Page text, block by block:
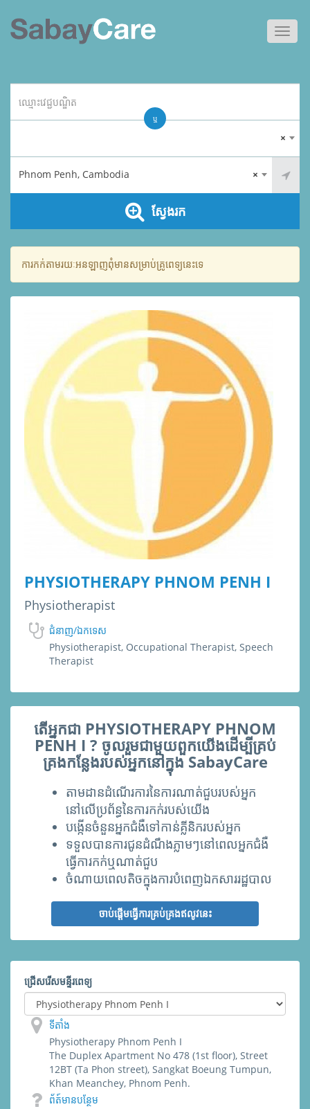
×
×
Phnom Penh, Cambodia
ស្វែងរក
ឬ
ការកក់តាមរយៈអនឡាញពុំមានសម្រាប់គ្រូពេទ្យនេះទេ
PHYSIOTHERAPY PHNOM PENH I
Physiotherapist
ជំនាញ/ឯកទេស
Physiotherapist, Occupational Therapist, Speech
Therapist
តើអ្នកជា PHYSIOTHERAPY PHNOM
PENH I ? ចូលរួមជាមួយពួកយើងដើម្បីគ្រប់
គ្រងកន្លែងរបស់អ្នកនៅក្នុង SabayCare
តាមដានដំណើរការនៃការណាត់ជួបរបស់អ្នក
នៅលើប្រព័ន្ធនៃការកក់របស់យើង
បង្កើនចំនួ​នអ្នកជំងឺទៅកាន់គ្លីនិករបស់អ្នក
ទទួលបានការជូនដំណឹងភ្លាមៗនៅពេលអ្នកជំងឺ
ធ្វើការកក់ឬណាត់ជួប
ចំណាយពេលតិចក្នុងការបំពេញឯកសាររដ្ឋបាល
ចាប់ផ្ដើមធ្វើការគ្រប់គ្រងឥលូវនេះ
ជ្រើសរើសមន្ទីរពេទ្យ
ទីតាំង
Physiotherapy Phnom Penh I
The Duplex Apartment No 478 (1st floor), Street
12BT (Ta Phon street), Sangkat Boeung Tumpun,
Khan Meanchey, Phnom Penh.
ព័​ត៍​មាន​បន្ថែម